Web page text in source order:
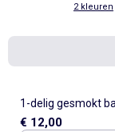
2 kleuren
1-delig gesmokt
ruches
€ 12,00